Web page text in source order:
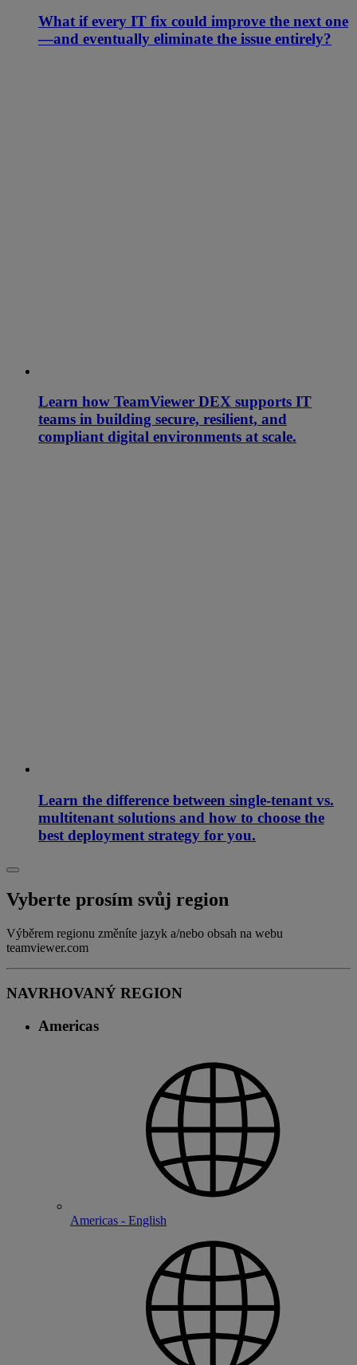
What if every IT fix could improve the next one
—and eventually eliminate the issue entirely?
Learn how TeamViewer DEX supports IT
teams in building secure, resilient, and
compliant digital environments at scale.
Learn the difference between single-tenant vs.
multitenant solutions and how to choose the
best deployment strategy for you.
Vyberte prosím svůj region
Výběrem regionu změníte jazyk a/nebo obsah na webu
teamviewer.com
NAVRHOVANÝ REGION
Americas
Americas - English